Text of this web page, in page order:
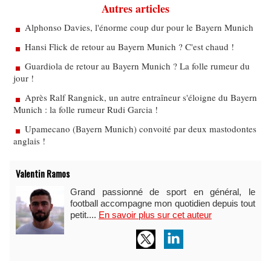
Autres articles
Alphonso Davies, l'énorme coup dur pour le Bayern Munich
Hansi Flick de retour au Bayern Munich ? C'est chaud !
Guardiola de retour au Bayern Munich ? La folle rumeur du
jour !
Après Ralf Rangnick, un autre entraîneur s'éloigne du Bayern
Munich : la folle rumeur Rudi Garcia !
Upamecano (Bayern Munich) convoité par deux mastodontes
anglais !
Valentin Ramos
Grand passionné de sport en général, le
football accompagne mon quotidien depuis tout
petit.... En savoir plus sur cet auteur